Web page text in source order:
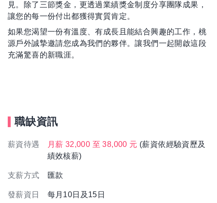
見。除了三節獎金，更透過業績獎金制度分享團隊成果，
讓您的每一份付出都獲得實質肯定。
如果您渴望一份有溫度、有成長且能結合興趣的工作，桃
源戶外誠摯邀請您成為我們的夥伴。讓我們一起開啟這段
充滿驚喜的新職涯。
職缺資訊
薪資待遇 月薪 32,000 至 38,000 元 (薪資依經驗資歷及
績效核薪)
支薪方式 匯款
發薪資日 每月10日及15日